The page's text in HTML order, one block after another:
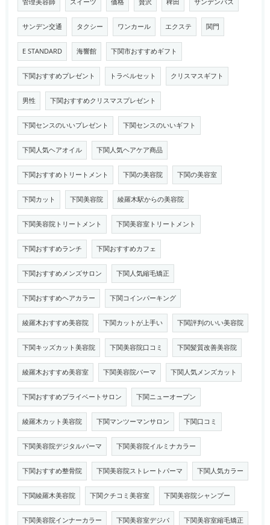
管理美容師 スイーツ 価格 贅沢 稗田 サンデンバス
サンデン交通 タクシー ワンカール エクステ 関門
E STANDARD 海響館 下関市おすすめギフト
下関おすすめプレゼント トラベルセット クリスマスギフト
男性 下関おすすめクリスマスプレゼント
下関センスのいいプレゼント 下関センスのいいギフト
下関人気ヘアオイル 下関人気ヘアケア商品
下関おすすめトリートメント 下関の美容院 下関の美容室
下関カット 下関美容院 綾羅木駅からの美容院
下関美容院トリートメント 下関美容室トリートメント
下関おすすめランチ 下関おすすめカフェ
下関おすすめメンズサロン 下関人気縮毛矯正
下関おすすめヘアカラー 下関コインパーキング
綾羅木おすすめ美容院 下関カットが上手い 下関評判のいい美容院
下関キッズカット美容院 下関美容院口コミ 下関髪質改善美容院
綾羅木おすすめ美容室 下関美容院パーマ 下関人気メンズカット
下関おすすめプライベートサロン 下関ニューオープン
綾羅木カット美容院 下関マンツーマンサロン 下関口コミ
下関美容院デジタルパーマ 下関美容院イルミナカラー
下関おすすめ整骨院 下関美容院ストレートパーマ 下関人気カラー
下関綾羅木美容院 下関クチコミ美容室 下関美容院シャンプー
下関美容院インナーカラー 下関美容室デジパ 下関美容室縮毛矯正